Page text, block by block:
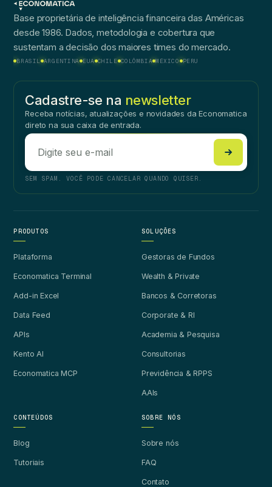
Base proprietária de inteligência financeira das Américas
desde 1986. Dados, metodologia e cobertura que
sustentam a decisão dos maiores times do mercado.
BRASIL ARGENTINA EUA CHILE COLÔMBIA MÉXICO PERU
Cadastre-se na newsletter
Receba notícias, atualizações e novidades da Economatica
direto na sua caixa de entrada.
SEM SPAM. VOCÊ PODE CANCELAR QUANDO QUISER.
PRODUTOS
Plataforma
Economatica Terminal
Add-in Excel
Data Feed
APIs
Kento AI
Economatica MCP
SOLUÇÕES
Gestoras de Fundos
Wealth & Private
Bancos & Corretoras
Corporate & RI
Academia & Pesquisa
Consultorias
Previdência & RPPS
AAIs
CONTEÚDOS
Blog
Tutoriais
SOBRE NÓS
Sobre nós
FAQ
Contato